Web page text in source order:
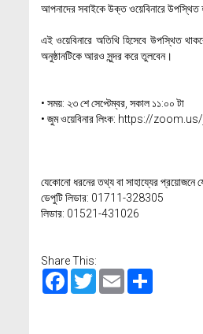
আপনাদের সবাইকে উক্ত ওয়েবিনারে উপস্থিত
এই ওয়েবিনারে অতিথি হিসেবে উপস্থিত
অনুষ্ঠানটিকে আরও সুন্দর করে তুলবেন।
• সময়: ২৩ শে সেপ্টেম্বর, সকাল ১১:০০ টা
• জুম ওয়েবিনার লিংক: https://zoom.us/
যেকোনো ধরনের তথ্য বা সাহায্যের
ডেপুটি লিডার: 01711-328305
লিডার: 01521-431026
Share This:
Facebook
TwitterEmail